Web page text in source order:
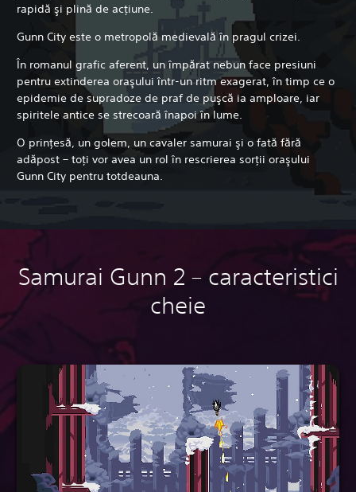
rapidă şi plină de acţiune.
Gunn City este o metropolă medievală în pragul crizei.
În romanul grafic aferent, un împărat nebun face presiuni
pentru extinderea oraşului într-un ritm exagerat, în timp ce o
epidemie de supradoze de praf de puşcă ia amploare, iar
spiritele antice se strecoară înapoi în lume.
O prinţesă, un golem, un cavaler samurai şi o fată fără
adăpost – toţi vor avea un rol în rescrierea sorţii oraşului
Gunn City pentru totdeauna.
Samurai Gunn 2 – caracteristici
cheie